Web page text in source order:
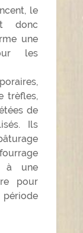
le
donc
une
les
trèfles,
de
Ils
à une
pour